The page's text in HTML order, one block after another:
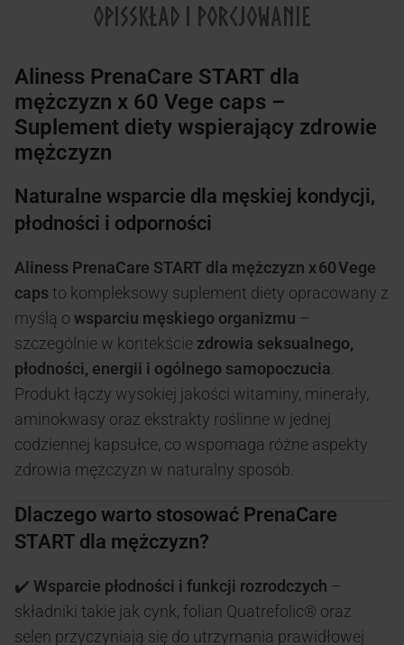
OPISSKŁAD I PORCJOWANIE
Aliness PrenaCare START dla
mężczyzn x 60 Vege caps –
Suplement diety wspierający zdrowie
mężczyzn
Naturalne wsparcie dla męskiej kondycji,
płodności i odporności
Aliness PrenaCare START dla mężczyzn x 60 Vege
caps to kompleksowy suplement diety opracowany z
myślą owsparciu męskiego organizmu –
szczególnie w kontekście zdrowia seksualnego,
płodności, energii i ogólnego samopoczucia
Produkt łączy wysokiej jakości witaminy, minerały,
aminokwasy oraz ekstrakty roślinne w jednej
codziennej kapsułce, co wspomaga różne aspekty
zdrowia mężczyzn w naturalny sposób.
Dlaczego warto stosować PrenaCare
START dla mężczyzn?
✔️Wsparcie płodności i funkcji rozrodczych –
składniki takie jak cynk, folian Quatrefolic® oraz
selen przyczyniają się do utrzymania prawidłowej